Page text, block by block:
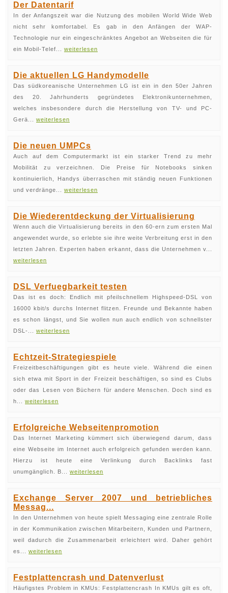
Der Datentarif
In der Anfangszeit war die Nutzung des mobilen World Wide Web
nicht sehr komfortabel. Es gab in den Anfängen der WAP-
Technologie nur ein eingeschränktes Angebot an Webseiten die für
ein Mobil-Telef... weiterlesen
Die aktuellen LG Handymodelle
Das südkoreanische Unternehmen LG ist ein in den 50er Jahren
des 20. Jahrhunderts gegründetes Elektronikunternehmen,
welches insbesondere durch die Herstellung von TV- und PC-
Gerä... weiterlesen
Die neuen UMPCs
Auch auf dem Computermarkt ist ein starker Trend zu mehr
Mobilität zu verzeichnen. Die Preise für Notebooks sinken
kontinuierlich, Handys überraschen mit ständig neuen Funktionen
und verdränge... weiterlesen
Die Wiederentdeckung der Virtualisierung
Wenn auch die Virtualisierung bereits in den 60-ern zum ersten Mal
angewendet wurde, so erlebte sie ihre weite Verbreitung erst in den
letzten Jahren. Experten haben erkannt, dass die Unternehmen v...
weiterlesen
DSL Verfuegbarkeit testen
Das ist es doch: Endlich mit pfeilschnellem Highspeed-DSL von
16000 kbit/s durchs Internet flitzen. Freunde und Bekannte haben
es schon längst, und Sie wollen nun auch endlich von schnellster
DSL-... weiterlesen
Echtzeit-Strategiespiele
Freizeitbeschäftigungen gibt es heute viele. Während die einen
sich etwa mit Sport in der Freizeit beschäftigen, so sind es Clubs
oder das Lesen von Büchern für andere Menschen. Doch sind es
h... weiterlesen
Erfolgreiche Webseitenpromotion
Das Internet Marketing kümmert sich überwiegend darum, dass
eine Webseite im Internet auch erfolgreich gefunden werden kann.
Hierzu ist heute eine Verlinkung durch Backlinks fast
unumgänglich. B... weiterlesen
Exchange Server 2007 und betriebliches
Messag...
In den Unternehmen von heute spielt Messaging eine zentrale Rolle
in der Kommunikation zwischen Mitarbeitern, Kunden und Partnern,
weil dadurch die Zusammenarbeit erleichtert wird. Daher gehört
es... weiterlesen
Festplattencrash und Datenverlust
Häufigstes Problem in KMUs: Festplattencrash In KMUs gilt es oft,